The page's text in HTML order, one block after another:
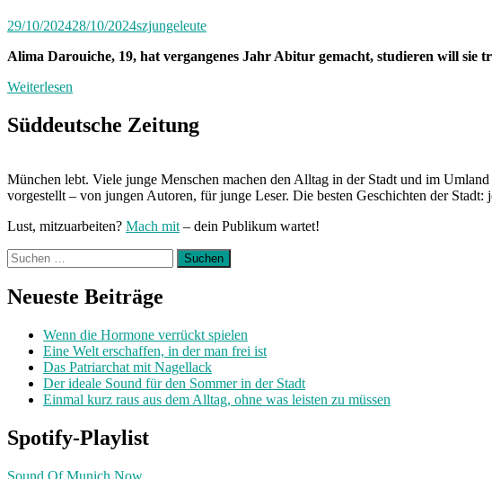
29/10/202428/10/2024szjungeleute
Alima Darouiche, 19, hat vergangenes Jahr Abitur gemacht, studieren will sie
Weiterlesen
Süddeutsche Zeitung
München lebt. Viele junge Menschen machen den Alltag in der Stadt und im
vorgestellt – von jungen Autoren, für junge Leser. Die besten Geschichten der Stadt:
Lust, mitzuarbeiten? Mach mit – dein Publikum wartet!
Suchen
nach:
Neueste Beiträge
Wenn die Hormone verrückt spielen
Eine Welt erschaffen, in der man frei ist
Das Patriarchat mit Nagellack
Der ideale Sound für den Sommer in der Stadt
Einmal kurz raus aus dem Alltag, ohne was leisten zu müssen
Spotify-Playlist